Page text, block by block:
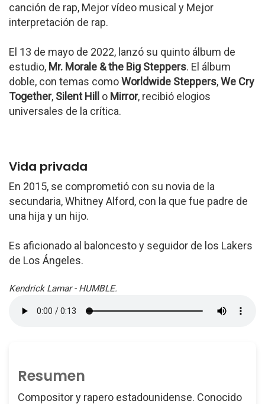
canción de rap, Mejor vídeo musical y Mejor
interpretación de rap.
El 13 de mayo de 2022, lanzó su quinto álbum de
estudio, Mr. Morale & the Big Steppers. El álbum
doble, con temas comoWorldwide Steppers,We Cry
Together, Silent Hill o Mirror, recibió elogios
universales de la crítica.
Vida privada
En 2015, se comprometió con su novia de la
secundaria, Whitney Alford, con la que fue padre de
una hija y un hijo.
Es aficionado al baloncesto y seguidor de los Lakers
de Los Ángeles.
Kendrick Lamar - HUMBLE.
Resumen
Compositor y rapero estadounidense. Conocido